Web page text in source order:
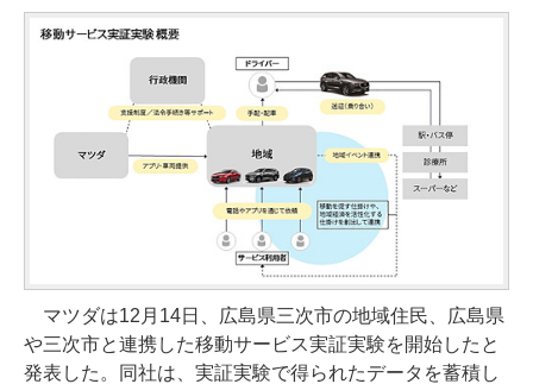
マツダは12月14日、広島県三次市の地域住民、広島県
や三次市と連携した移動サービス実証実験を開始したと
発表した。同社は、実証実験で得られたデータを蓄積し